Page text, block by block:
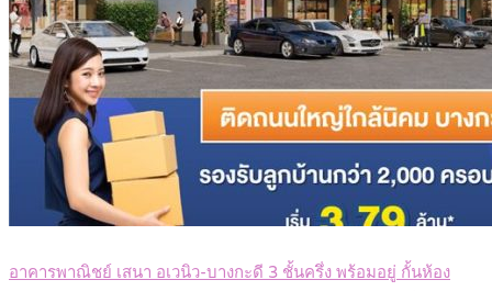
อาคารพาณิชย์ เสนา อเวนิว-บางกะดี 3 ชั้นครึ่ง พร้อมอยู่ กั้นห้อง